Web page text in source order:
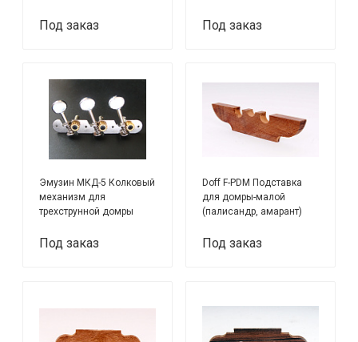
Под заказ Под заказ
Эмузин МКД-5 Колковый
механизм для
трехструнной домры
Под заказ
Doff F-PDM Подставка
для домры-малой
(палисандр, амарант)
Под заказ